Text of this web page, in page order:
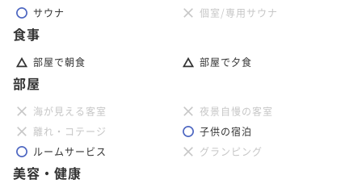
サウナ
個室/専用サウナ
食事
部屋で朝食 部屋で夕食
部屋
海が見える客室
夜景自慢の客室
離れ・コテージ
子供の宿泊
ルームサービス
グランピング
美容・健康